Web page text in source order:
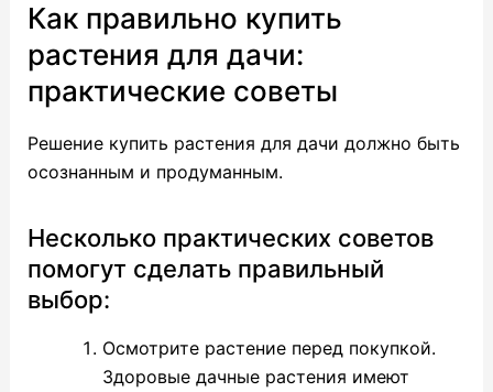
Как правильно купить
растения для дачи:
практические советы
Решение купить растения для дачи должно быть
осознанным и продуманным.
Несколько практических советов
помогут сделать правильный
выбор:
Осмотрите растение перед покупкой.
Здоровые дачные растения имеют